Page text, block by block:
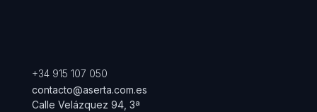
+34 915 107 050
contacto@aserta.com.es
Calle Velázquez 94, 3ª